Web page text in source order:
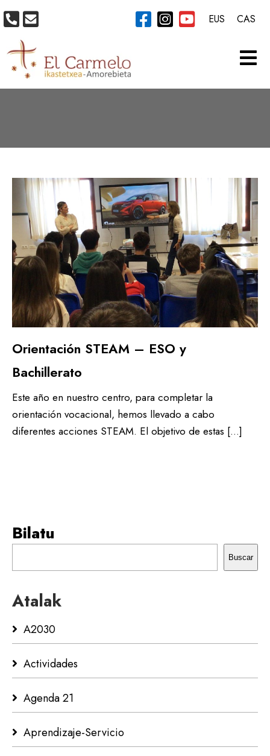
ETIQUETA:BACHILLERATO
Orientación STEAM – ESO y
Bachillerato
Este año en nuestro centro, para completar la
orientación vocacional, hemos llevado a cabo
diferentes acciones STEAM. El objetivo de estas […]
Bilatu
Buscar
Atalak
A2030
Actividades
Agenda 21
Aprendizaje-Servicio
EUS CAS